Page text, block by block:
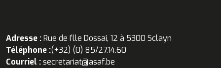
Adresse :Rue de I'lle Dossai, 12 à 5300 Sclayn
Téléphone :(+32) (0) 85/27.14.60
Courriel :secretariat@asaf.be